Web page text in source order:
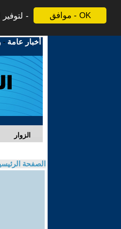
موافق - OK
أخبار عامة -
الزوار
الصفحة